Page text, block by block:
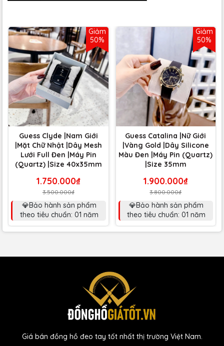
Giảm
50%
Guess Clyde |Nam Giới
|Mặt Chữ Nhật |Dây Mesh
Lưới Full Đen |Máy Pin
(Quartz) |Size 40x35mm
1.750.000₫
3.500.000₫
💎Bảo hành sản phẩm
theo tiêu chuẩn: 01 năm
Giảm
50%
Guess Catalina |Nữ Giới
|Vàng Gold |Dây Silicone
Màu Đen |Máy Pin (Quartz)
|Size 35mm
1.900.000₫
3.800.000₫
💎Bảo hành sản phẩm
theo tiêu chuẩn: 01 năm
Giá bán đồng hồ đeo tay tốt nhất thị trường Việt Nam.